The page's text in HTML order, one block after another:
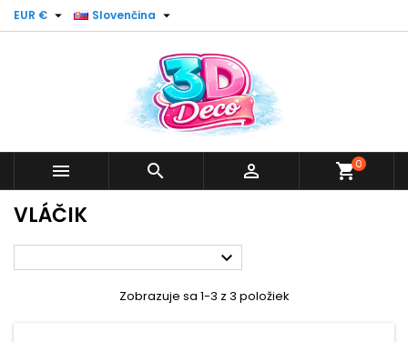
EUR €  Slovenčina 
   shopping_cart0
VLÁČIK

Zobrazuje sa 1-3 z 3 položiek